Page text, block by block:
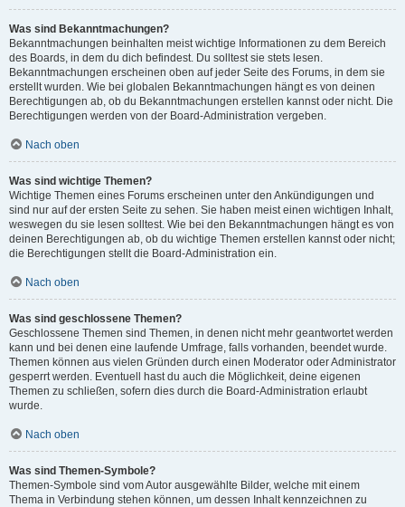
Was sind Bekanntmachungen?
Bekanntmachungen beinhalten meist wichtige Informationen zu dem Bereich
des Boards, in dem du dich befindest. Du solltest sie stets lesen.
Bekanntmachungen erscheinen oben auf jeder Seite des Forums, in dem sie
erstellt wurden. Wie bei globalen Bekanntmachungen hängt es von deinen
Berechtigungen ab, ob du Bekanntmachungen erstellen kannst oder nicht. Die
Berechtigungen werden von der Board-Administration vergeben.
Nach oben
Was sind wichtige Themen?
Wichtige Themen eines Forums erscheinen unter den Ankündigungen und
sind nur auf der ersten Seite zu sehen. Sie haben meist einen wichtigen Inhalt,
weswegen du sie lesen solltest. Wie bei den Bekanntmachungen hängt es von
deinen Berechtigungen ab, ob du wichtige Themen erstellen kannst oder nicht;
die Berechtigungen stellt die Board-Administration ein.
Nach oben
Was sind geschlossene Themen?
Geschlossene Themen sind Themen, in denen nicht mehr geantwortet werden
kann und bei denen eine laufende Umfrage, falls vorhanden, beendet wurde.
Themen können aus vielen Gründen durch einen Moderator oder Administrator
gesperrt werden. Eventuell hast du auch die Möglichkeit, deine eigenen
Themen zu schließen, sofern dies durch die Board-Administration erlaubt
wurde.
Nach oben
Was sind Themen-Symbole?
Themen-Symbole sind vom Autor ausgewählte Bilder, welche mit einem
Thema in Verbindung stehen können, um dessen Inhalt kennzeichnen zu